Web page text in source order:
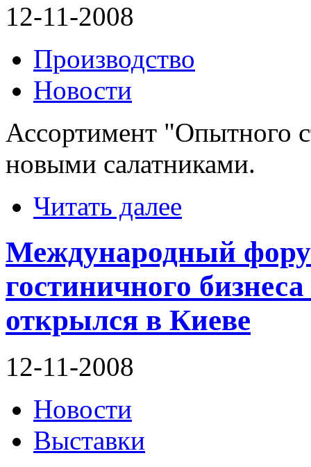
12-11-2008
Производство
Новости
Ассортимент "Опытного
новыми салатниками.
Читать далее
Международный
гостиничного
открылся в Киеве
12-11-2008
Новости
Выставки